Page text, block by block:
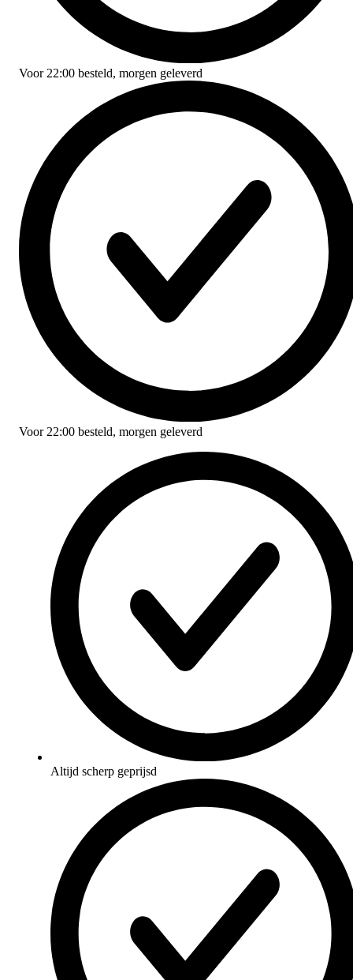
Voor 22:00 besteld, morgen geleverd
Voor 22:00 besteld, morgen geleverd
Altijd scherp geprijsd